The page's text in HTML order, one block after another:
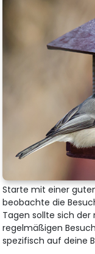
Starte mit einer
beobachte die
Tagen sollte sich
regelmäßigen
spezifisch auf deine